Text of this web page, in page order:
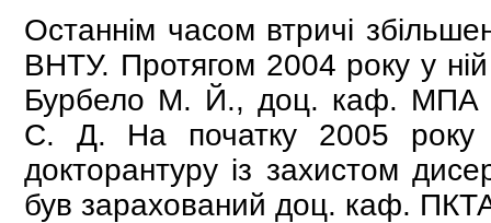
Останнім часом втричі
ВНТУ. Протягом 2004 року у
Бурбело М. Й., доц. каф.
С. Д. На початку 2005 року
докторантуру із захистом
був зарахований доц. каф.